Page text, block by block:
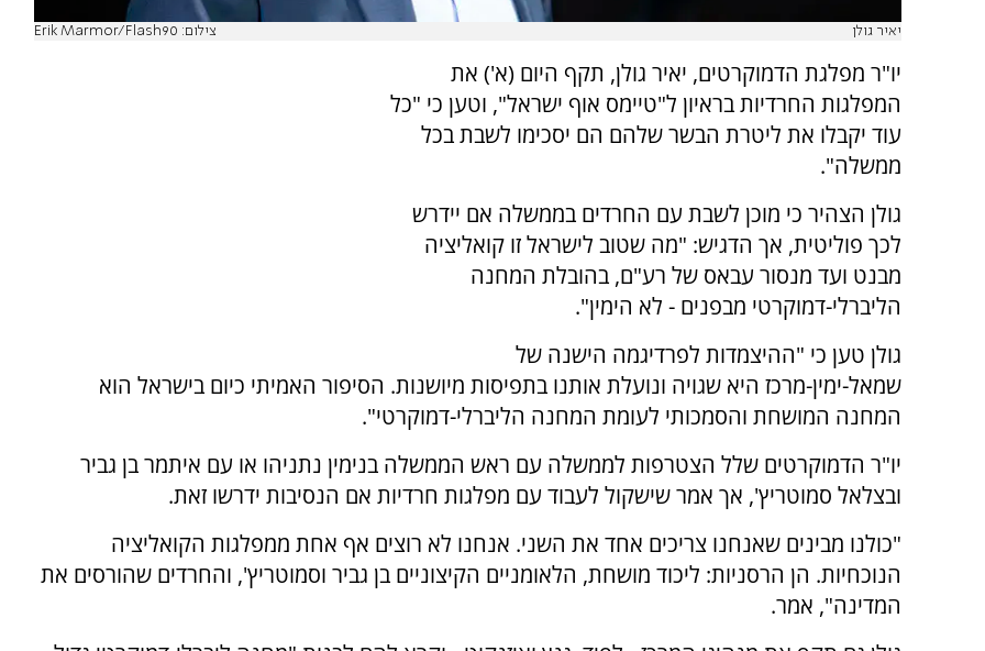
יאיר גולן צילום: Erik Marmor/Flash90
יו"ר מפלגת הדמוקרטים, יאיר גולן, תקף היום (א') את
המפלגות החרדיות בראיון ל"טיימס אוף ישראל", וטען כי "כל
עוד יקבלו את ליטרת הבשר שלהם הם יסכימו לשבת בכל
ממשלה".
גולן הצהיר כי מוכן לשבת עם החרדים בממשלה אם יידרש
לכך פוליטית, אך הדגיש: "מה שטוב לישראל זו קואליציה
מבנט ועד מנסור עבאס של רע"ם, בהובלת המחנה
הליברלי-דמוקרטי מבפנים - לא הימין".
גולן טען כי "ההיצמדות לפרדיגמה הישנה של
שמאל-ימין-מרכז היא שגויה ונועלת אותנו בתפיסות מיושנות. הסיפור האמיתי כיום בישראל הוא
המחנה המושחת והסמכותי לעומת המחנה הליברלי-דמוקרטי".
יו"ר הדמוקרטים שלל הצטרפות לממשלה עם ראש הממשלה בנימין נתניהו או עם איתמר בן גביר
ובצלאל סמוטריץ', אך אמר שישקול לעבוד עם מפלגות חרדיות אם הנסיבות ידרשו זאת.
"כולנו מבינים שאנחנו צריכים אחד את השני. אנחנו לא רוצים אף אחת ממפלגות הקואליציה
הנוכחיות. הן הרסניות: ליכוד מושחת, הלאומניים הקיצוניים בן גביר וסמוטריץ', והחרדים שהורסים את
המדינה", אמר.